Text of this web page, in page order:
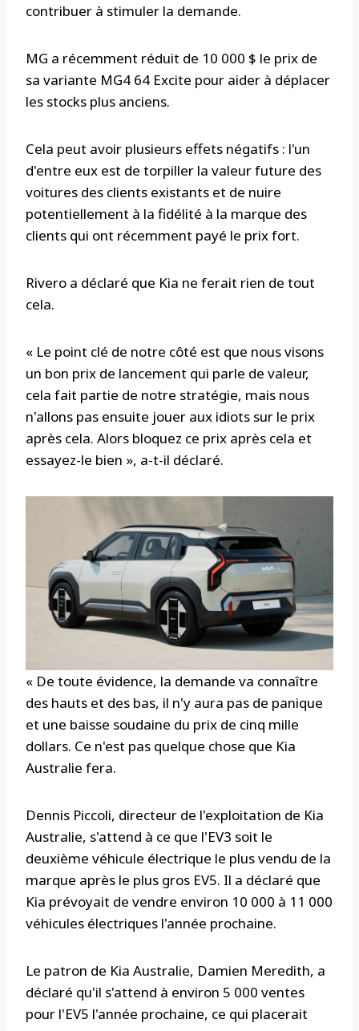
contribuer à stimuler la demande.
MG a récemment réduit de 10 000 $ le prix de
sa variante MG4 64 Excite pour aider à déplacer
les stocks plus anciens.
Cela peut avoir plusieurs effets négatifs : l'un
d'entre eux est de torpiller la valeur future des
voitures des clients existants et de nuire
potentiellement à la fidélité à la marque des
clients qui ont récemment payé le prix fort.
Rivero a déclaré que Kia ne ferait rien de tout
cela.
« Le point clé de notre côté est que nous visons
un bon prix de lancement qui parle de valeur,
cela fait partie de notre stratégie, mais nous
n'allons pas ensuite jouer aux idiots sur le prix
après cela. Alors bloquez ce prix après cela et
essayez-le bien », a-t-il déclaré.
« De toute évidence, la demande va connaître
des hauts et des bas, il n'y aura pas de panique
et une baisse soudaine du prix de cinq mille
dollars. Ce n'est pas quelque chose que Kia
Australie fera.
Dennis Piccoli, directeur de l'exploitation de Kia
Australie, s'attend à ce que l'EV3 soit le
deuxième véhicule électrique le plus vendu de la
marque après le plus gros EV5. Il a déclaré que
Kia prévoyait de vendre environ 10 000 à 11 000
véhicules électriques l'année prochaine.
Le patron de Kia Australie, Damien Meredith, a
déclaré qu'il s'attend à environ 5 000 ventes
pour l'EV5 l'année prochaine, ce qui placerait